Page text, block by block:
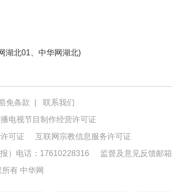
湖北01、中华网湖北)
免条款
联系我们
电视节目制作经营许可证
可证
互联网宗教信息服务许可证
）电话：17610228316
监督及意见反馈邮箱
有 中华网